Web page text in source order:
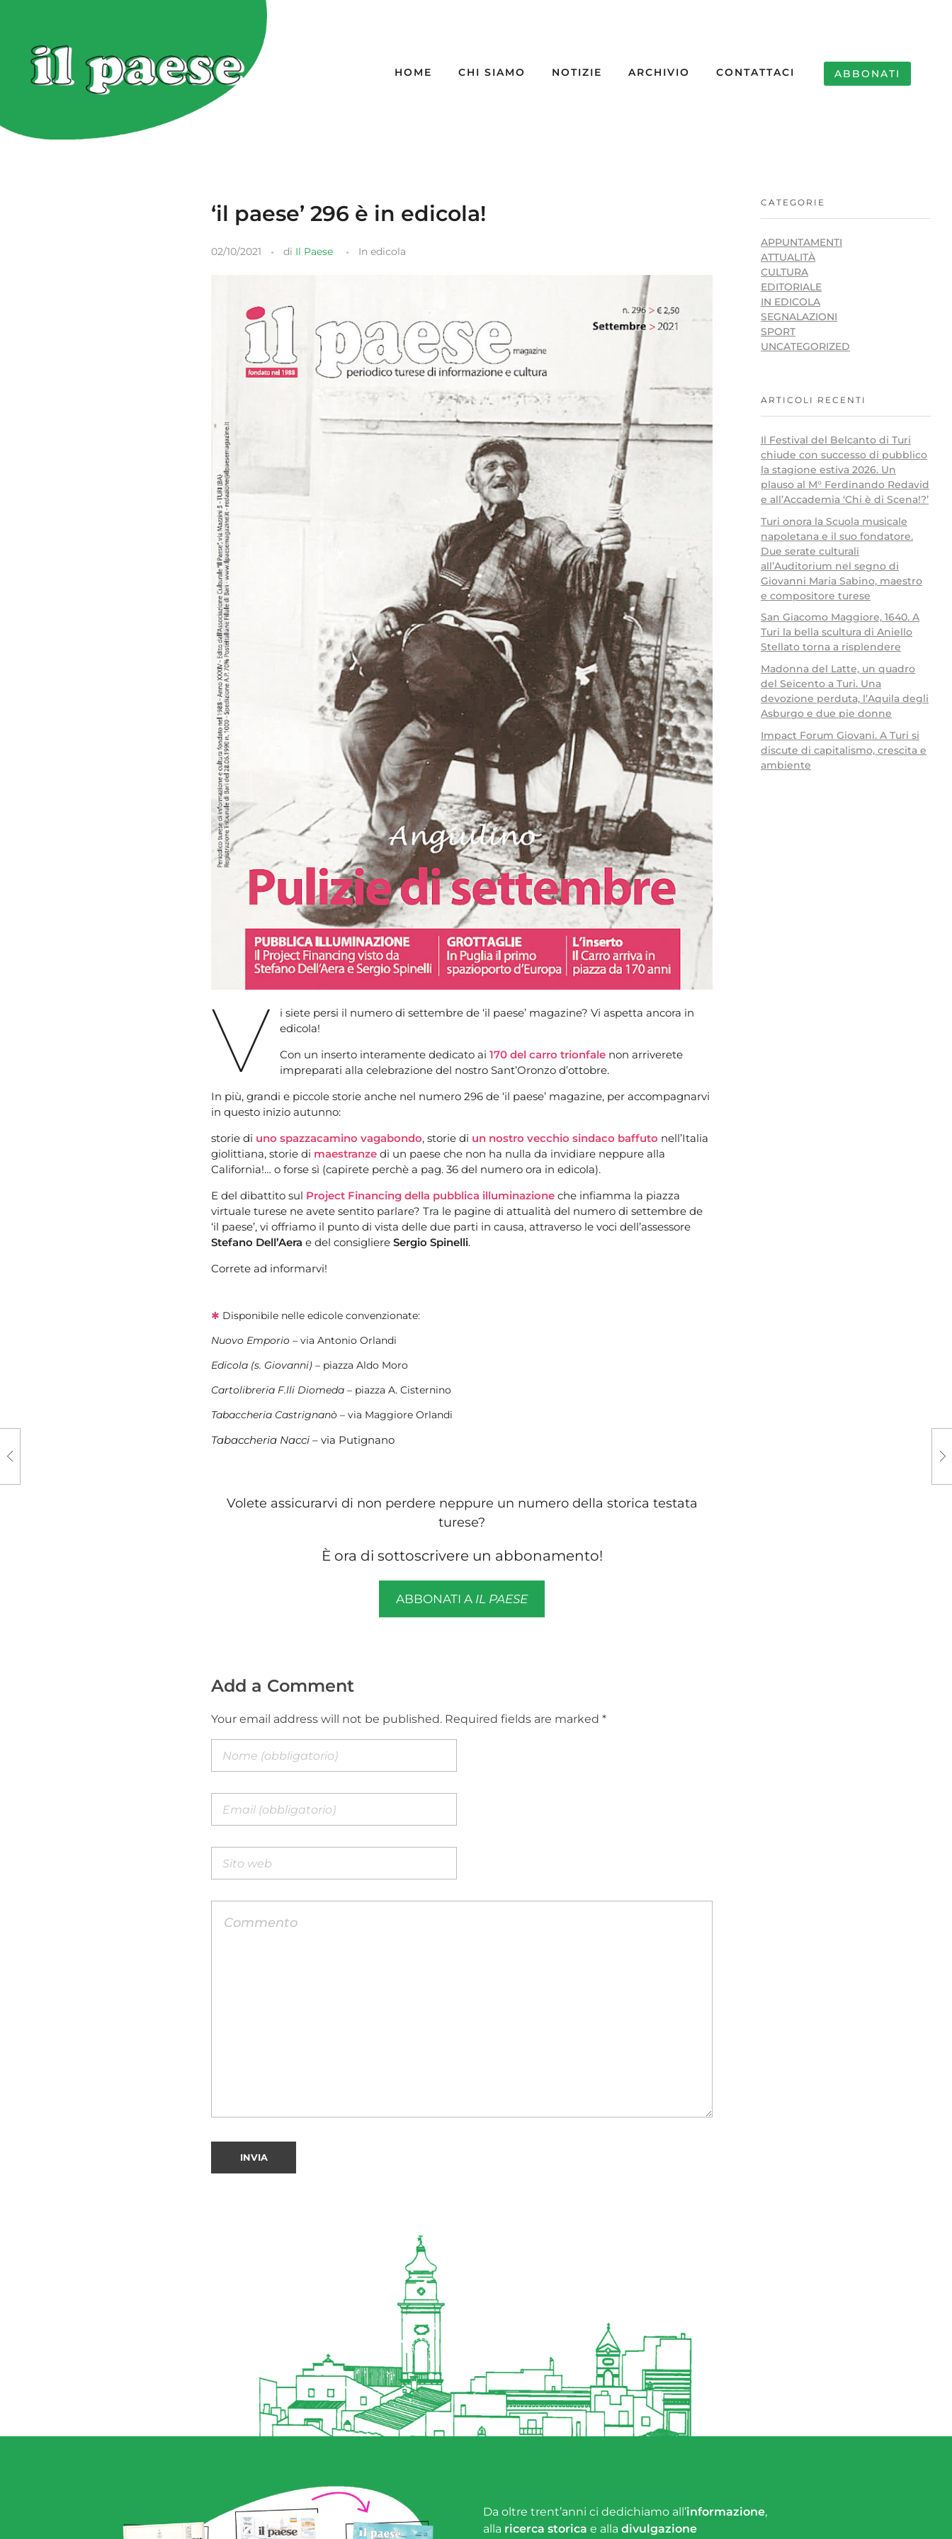
HOME CHI SIAMO NOTIZIE ARCHIVIO CONTATTACI ABBONATI
‘il paese’ 296 è in edicola!
02/10/2021 di Il Paese In edicola
V
i siete persi il numero di settembre de ‘il paese’ magazine? Vi aspetta ancora in
edicola!
Con un inserto interamente dedicato ai 170 del carro trionfalenon arriverete
impreparati alla celebrazione del nostro Sant’Oronzo d’ottobre.
In più, grandi e piccole storie anche nel numero 296 de ‘il paese’ magazine, per accompagnarvi
in questo inizio autunno:
storie di uno spazzacamino vagabondo, storie di un nostro vecchio sindaco baffuto nell’Italia
giolittiana, storie di maestranze di un paese che non ha nulla da invidiare neppure alla
California!… o forse sì (capirete perchè a pag. 36 del numero ora in edicola).
E del dibattito sul Project Financing della pubblica illuminazione che infiamma la piazza
virtuale turese ne avete sentito parlare? Tra le pagine di attualità del numero di settembre de
‘il paese’, vi offriamo il punto di vista delle due parti in causa, attraverso le voci dell’assessore
Stefano Dell’Aera e del consigliere Sergio Spinelli.
Correte ad informarvi!
✱ Disponibile nelle edicole convenzionate:
Nuovo Emporio – via Antonio Orlandi
Edicola (s. Giovanni) – piazza Aldo Moro
Cartolibreria F.lli Diomeda – piazza A. Cisternino
Tabaccheria Castrignanò – via Maggiore Orlandi
Tabaccheria Nacci – via Putignano
Volete assicurarvi di non perdere neppure un numero della storica testata
turese?
È ora di sottoscrivere un abbonamento!
ABBONATI A IL PAESE
Add a Comment
Your email address will not be published. Required fields are marked *
CATEGORIE
APPUNTAMENTI
ATTUALITÀ
CULTURA
EDITORIALE
IN EDICOLA
SEGNALAZIONI
SPORT
UNCATEGORIZED
ARTICOLI RECENTI
Il Festival del Belcanto di Turi
chiude con successo di pubblico
la stagione estiva 2026. Un
plauso al M° Ferdinando Redavid
e all’Accademia ‘Chi è di Scena!?’
Turi onora la Scuola musicale
napoletana e il suo fondatore.
Due serate culturali
all’Auditorium nel segno di
Giovanni Maria Sabino, maestro
e compositore turese
San Giacomo Maggiore, 1640. A
Turi la bella scultura di Aniello
Stellato torna a risplendere
Madonna del Latte, un quadro
del Seicento a Turi. Una
devozione perduta, l’Aquila degli
Asburgo e due pie donne
Impact Forum Giovani. A Turi si
discute di capitalismo, crescita e
ambiente
Da oltre trent’anni ci dedichiamo all’informazione,
alla ricerca storica e alla divulgazione